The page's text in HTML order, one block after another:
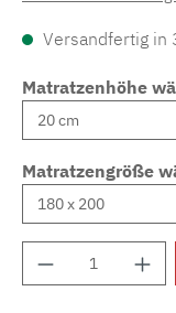
Versandfertig in
Matratzenhöhe
Matratzengröße
Produkt